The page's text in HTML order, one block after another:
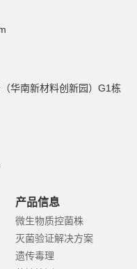
华南新材料创新园）G1栋
产品信息
微生物质控菌株
灭菌验证解决方案
遗传毒理